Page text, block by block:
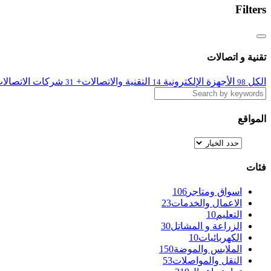
Filters
تقنية و اتصالات
الكل 98 الأجهزة الإلكترونية 14 التقنية والاتصالات+ 31 شركات
المواقع
فئات
اسواق ومتاجر 106
الاعمال والخدمات23
التعليم10
الزراعة و المشاتل30
الكهربائيات10
الملابس والموضة150
النقل والمواصلات53